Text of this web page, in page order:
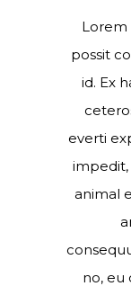
Lorem
possit
id. Ex
everti
impedit,
animal
no, eu